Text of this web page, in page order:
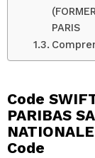
PARIS
Code
PARIBAS
Code